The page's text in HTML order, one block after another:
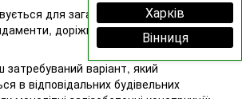
Харків
Вінниця
для загальнобудівельних робіт,
доріжки та тротуарну плитку
варіант, який
в відповідальних будівельних